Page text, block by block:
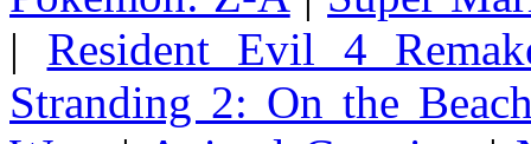
| Resident Evil 4
Stranding 2: On the